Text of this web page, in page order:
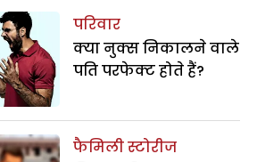
परिवार
क्या नुक्स निकालने वाले
पति परफेक्ट होते हैं?
फैमिली स्टोरीज